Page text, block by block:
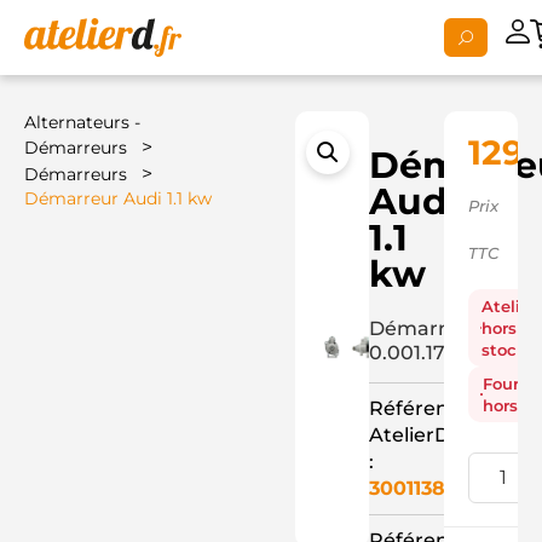
Alternateurs -
Démarreurs
>
Démarreurs >
Démarreur Audi 1.1 kw
Audi
1.1
kw
Démarreur
0.001.177.010+
Référence
AtelierD
:
3001138
Prix
TTC
Atelier
hors
stock
hors